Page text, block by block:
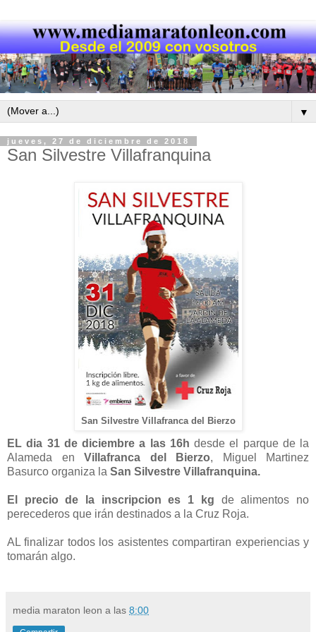
▼
jueves, 27 de diciembre de 2018
San Silvestre Villafranquina
San Silvestre Villafranca del Bierzo
EL dia 31 de diciembre a las 16h desde el parque de la
Alameda en Villafranca del Bierzo, Miguel Martinez
Basurco organiza la San Silvestre Villafranquina.
El precio de la inscripcion es 1 kg de alimentos no
perecederos que irán destinados a la Cruz Roja.
AL finalizar todos los asistentes compartiran experiencias y
tomarán algo.
media maraton leon a las 8:00